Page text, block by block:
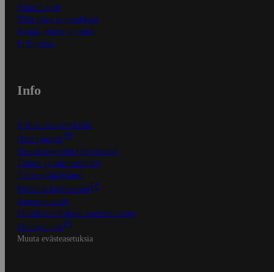
Näin maksat
Näin tilaat ja muokkaat
Kaikki ohjeet ja vinkit
In English
Info
S-Business yrityksille
Oiva-raportit
Osuuskauppojen yhteystiedot
Tilaus- ja toimitusehdot
Tietosuojakäytäntö
Palvelun käyttöehdot
Saavutettavuus
Mobiilisovelluksen saavutettavuus
Mainostajalle
Muuta evästeasetuksia